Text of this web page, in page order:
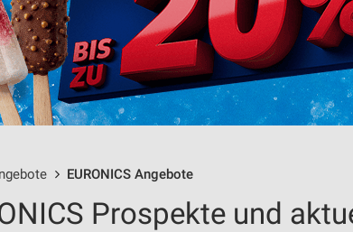
EURONICS Angebote
Prospekte und